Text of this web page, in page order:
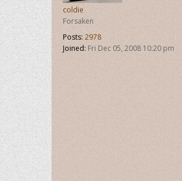
a
coldie
Forsaken
Posts: 2978
Joined:Fri Dec 05, 2008 10:20 pm